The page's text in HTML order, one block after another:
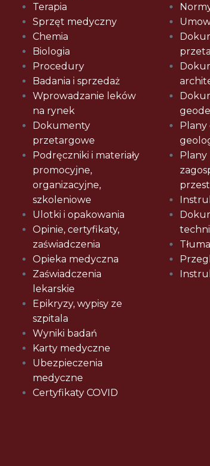
Terapia
Sprzęt medyczny
Chemia
Biologia
Procedury
Badania i sprzedaż
Wprowadzanie leków
na rynek
Dokumenty
przetargowe
Podręczniki i materiały
promocyjne,
organizacyjne,
szkoleniowe
Ulotki i opakowania
Opinie, certyfikaty,
zaświadczenia
Opieka medyczna
Zaświadczenia
lekarskie
Epikryzy, wypisy ze
szpitala
Wyniki badań
Karty medyczne
Ubezpieczenia
medyczne
Certyfikaty COVID
Plany
Plany